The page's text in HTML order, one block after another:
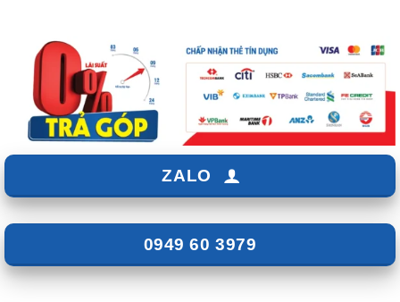
ZALO
0949 60 3979